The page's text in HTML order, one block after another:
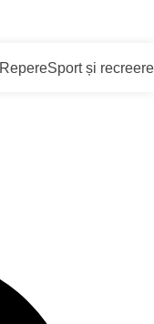
RepereSport și recreere